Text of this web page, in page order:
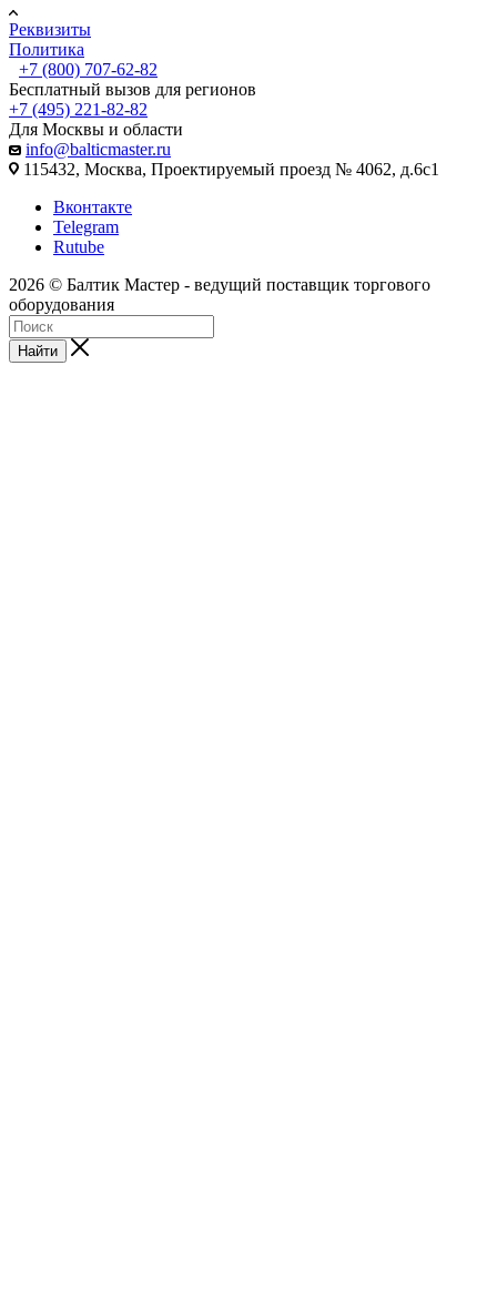
Реквизиты
Политика
+7 (800) 707-62-82
Бесплатный вызов для регионов
+7 (495) 221-82-82
Для Москвы и области
info@balticmaster.ru
115432, Москва, Проектируемый проезд № 4062, д.6с1
Вконтакте
Telegram
Rutube
2026 © Балтик Мастер - ведущий поставщик торгового
оборудования
Найти